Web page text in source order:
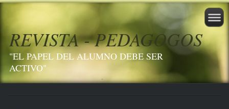
REVISTA - PEDAGOGOS
"EL PAPEL DEL ALUMNO DEBE SER
ACTIVO"